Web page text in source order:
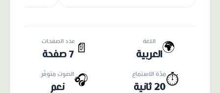
🌍 اللغة
العربية 📄
عدد الصفحات
7 صفحة
⏱️مدّة الاستماع
20 ثانية
🎧الصوت متوفّر
نعم